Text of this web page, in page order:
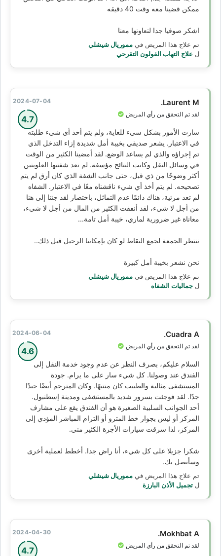
ممكن قضينا معه وقت 40 دقيقه
اشكر صوفيا جدا لتعاونها معنا
تم علاج هذا المريض في مموريال شيشلي
ل علاج التهاب القولون التقرحي
4.7
Laurent M.
لقد تم التحقق من رأي المريض
2024-07-04
سارت الأمور بشكل سيء للغاية، ولم يتم أخذ أي شيء طلبته
في الاعتبار. يشعر صديقي بخيبة أمل شديدة إزاء التدخل الذي
تم إجراؤه والذي لم يساعد الوضع. لقد أمضينا الكثير من الوقت
في وسائل النقل وكانت النتائج مؤسفة. لم تعد شفتيها العلويتين
أكثر وضوحًا من ذي قبل، حتى جانب الشفة الذي كان أرق لم يتم
تصحيحه. لم يتم أخذ أي شيء ناقشناه معًا في الاعتبار. الشفاه
لم تعد مرئية، هناك دائمًا عدم التماثل، باختصار لقد جئنا إلى هنا
من أجل لا شيء، لقد أنفقت الكثير من المال من أجل لا شيء،
معاناة غير ضرورية لماري، خيبة أمل تامة...
ننتظر الجمعة لجمع النقاط لو كان بإمكاننا الرحيل قبل ذلك..
نحن نشعر بخيبة أمل كبيرة
تم علاج هذا المريض في مموريال شيشلي
ل جماليات الشفاه
4.6
Cuadra A.
لقد تم التحقق من رأي المريض
2024-06-04
السلام عليكم، بصرف النظر عن عدم وجود خدمة النقل إلى
الفندق عند وصولنا. كل شيء سار على ما يرام. جودة
المستشفى مثالية والطبيب كان منتبهًا. وكان المترجم أيضًا جيدًا
جدًا. لقد فوجئت بسرور شديد بالمستشفى ومدينة إسطنبول.
أحد الجوانب السلبية الصغيرة هو أن الفندق يقع على مشارف
المركز أو ليس بجوار خط المترو أو الترام المباشر المؤدي إلى
المركز، لذا سرقت سيارات الأجرة الكثير مني.
شكرا جزيلا على كل شيء، أنا راض جدا. أخطط لعملية أخرى
وسأتصل بك.
تم علاج هذا المريض في مموريال شيشلي
ل تجميل الأذن البارزة
4.7
Mokhbat A.
لقد تم التحقق من رأي المريض
2024-04-30